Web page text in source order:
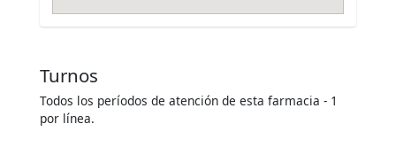
Turnos
Todos los períodos de atención de esta farmacia - 1
por línea.